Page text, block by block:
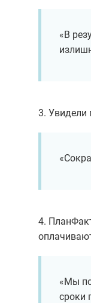
«В
3. Увидели
4.
«Мы
сроки